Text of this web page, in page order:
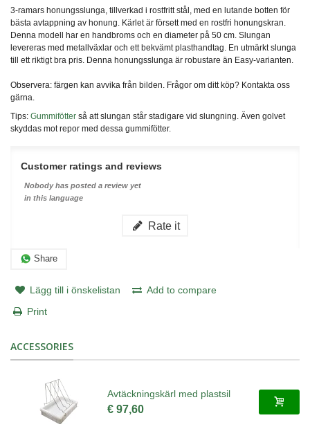
3-ramars honungsslunga, tillverkad i rostfritt stål, med en lutande botten för
bästa avtappning av honung. Kärlet är försett med en rostfri honungskran.
Denna modell har en handbroms och en diameter på 50 cm. Slungan
levereras med metallväxlar och ett bekvämt plasthandtag. En utmärkt slunga
till ett riktigt bra pris. Denna honungsslunga är robustare än Easy-varianten.
Observera: färgen kan avvika från bilden. Frågor om ditt köp? Kontakta oss
gärna.
Tips: Gummifötter så att slungan står stadigare vid slungning. Även golvet
skyddas mot repor med dessa gummifötter.
Customer ratings and reviews
Nobody has posted a review yet
in this language
Rate it
Share
Lägg till i önskelistan
Add to compare
Print
ACCESSORIES
Avtäckningskärl med plastsil
€ 97,60